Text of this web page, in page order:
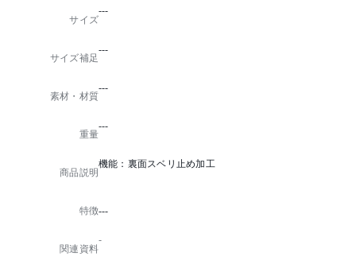
サイズ
---
サイズ補足
---
素材・材質
---
重量
---
商品説明
機能：裏面スベリ止め加工
特徴---
関連資料
-